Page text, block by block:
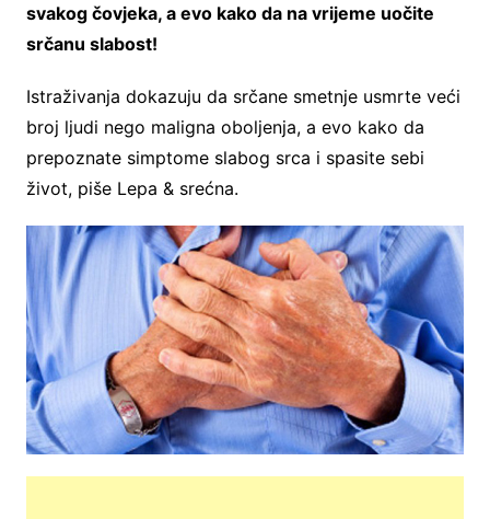
svakog čovjeka, a evo kako da na vrijeme uočite
srčanu slabost!
Istraživanja dokazuju da srčane smetnje usmrte veći
broj ljudi nego maligna oboljenja, a evo kako da
prepoznate simptome slabog srca i spasite sebi
život, piše Lepa & srećna.